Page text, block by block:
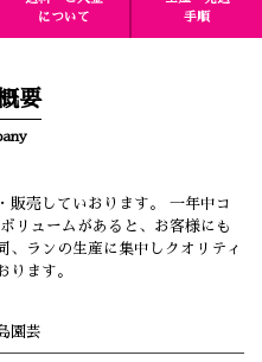
について
手順
要
販売していおります。 一年中コ
リュームがあると、お客様にも
、ランの生産に集中しクオリティ
ります。
園芸